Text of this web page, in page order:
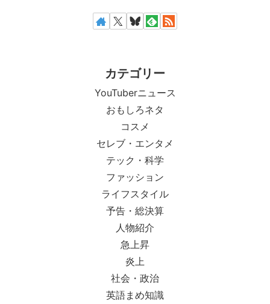
カテゴリー
YouTuberニュース
おもしろネタ
コスメ
セレブ・エンタメ
テック・科学
ファッション
ライフスタイル
予告・総決算
人物紹介
急上昇
炎上
社会・政治
英語まめ知識